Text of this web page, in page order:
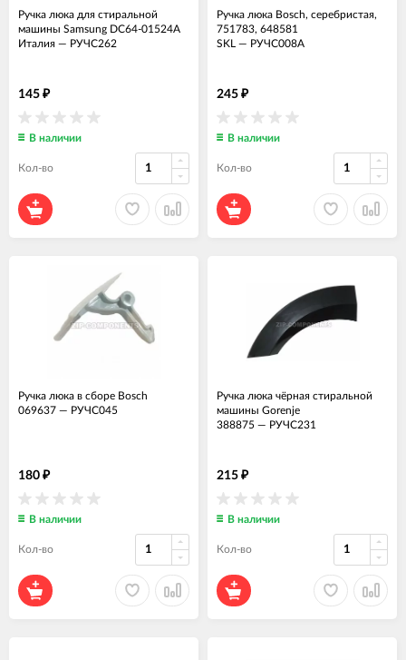
Ручка люка для стиральной
машины Samsung DC64-01524A
Италия — РУЧС262
145 ₽
В наличии
Кол-во
Ручка люка Bosch, серебристая,
751783, 648581
SKL — РУЧС008А
245 ₽
В наличии
Кол-во
Ручка люка в сборе Bosch
069637 — РУЧС045
180 ₽
В наличии
Кол-во
Ручка люка чёрная стиральной
машины Gorenje
388875 — РУЧС231
215 ₽
В наличии
Кол-во